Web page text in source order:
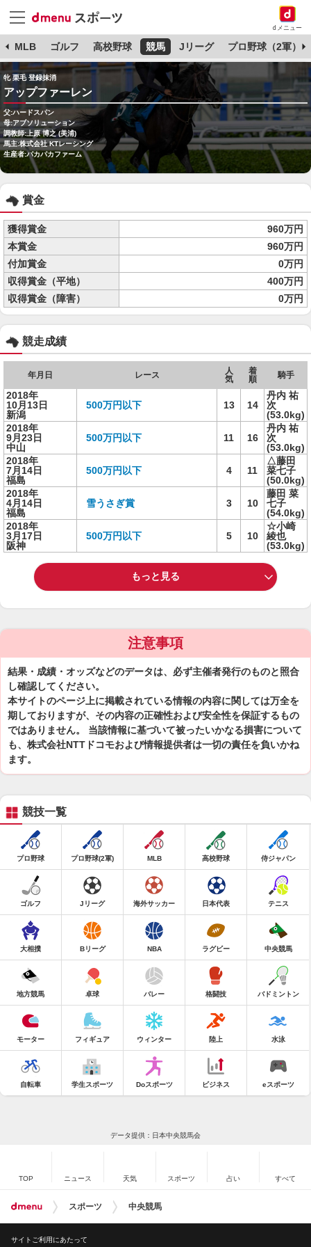
dメニュー
MLB ゴルフ 高校野球 競馬 Jリーグ プロ野球（2軍）
牝 栗毛 登録抹消
アップファーレン
父:ハードスパン
母:アブソリューション
調教師:上原 博之 (美浦)
馬主:株式会社 KTレーシング
生産者:パカパカファーム
賞金
獲得賞金
960万円
本賞金
960万円
付加賞金
0万円
収得賞金（平地）
400万円
収得賞金（障害）
0万円
競走成績
年月日 レース
人
気
着
順
騎手
2018年
10月13日
新潟
500万円以下 13 14
丹内 祐
次
(53.0kg)
2018年
9月23日
中山
500万円以下 11 16
丹内 祐
次
(53.0kg)
2018年
7月14日
福島
500万円以下 4 11
△藤田
菜七子
(50.0kg)
2018年
4月14日
福島
雪うさぎ賞 3 10
藤田 菜
七子
(54.0kg)
2018年
3月17日
阪神
500万円以下 5 10
☆小崎
綾也
(53.0kg)
もっと見る
注意事項
結果・成績・オッズなどのデータは、必ず主催者発行のものと照合
し確認してください。
本サイトのページ上に掲載されている情報の内容に関しては万全を
期しておりますが、その内容の正確性および安全性を保証するもの
ではありません。 当該情報に基づいて被ったいかなる損害について
も、株式会社NTTドコモおよび情報提供者は一切の責任を負いかね
ます。
競技一覧
プロ野球 プロ野球(2軍) MLB 高校野球 侍ジャパン
ゴルフ Jリーグ 海外サッカー 日本代表 テニス
大相撲 Bリーグ NBA ラグビー 中央競馬
地方競馬 卓球 バレー 格闘技 バドミントン
モーター フィギュア ウィンター 陸上 水泳
自転車 学生スポーツ Doスポーツ ビジネス eスポーツ
データ提供：日本中央競馬会
TOP ニュース 天気 スポーツ 占い すべて
スポーツ 中央競馬
サイトご利用にあたって